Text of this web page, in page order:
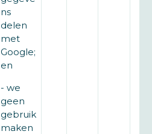
ns
delen
met
Google;
en
- we
geen
gebruik
maken